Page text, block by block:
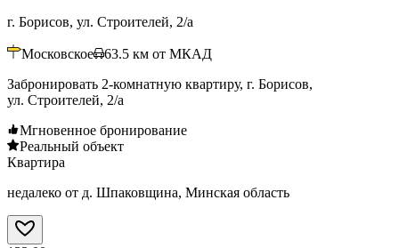
г. Борисов, ул. Строителей, 2/а
Московское 63.5 км от МКАД
Забронировать 2-комнатную квартиру, г. Борисов,
ул. Строителей, 2/а
Мгновенное бронирование
Реальный объект
Квартира
недалеко от д. Шпаковщина, Минская область